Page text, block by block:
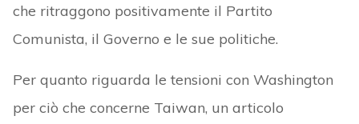
che ritraggono positivamente il Partito
Comunista, il Governo e le sue politiche.
Per quanto riguarda le tensioni con Washington
per ciò che concerne Taiwan, un articolo